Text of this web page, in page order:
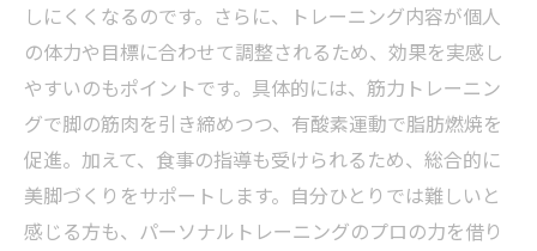
しにくくなるのです。さらに、トレーニング内容が個人
の体力や目標に合わせて調整されるため、効果を実感し
やすいのもポイントです。具体的には、筋力トレーニン
グで脚の筋肉を引き締めつつ、有酸素運動で脂肪燃焼を
促進。加えて、食事の指導も受けられるため、総合的に
美脚づくりをサポートします。自分ひとりでは難しいと
感じる方も、パーソナルトレーニングのプロの力を借り